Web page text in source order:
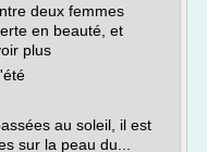
deux femmes
en beauté, et
plus
au soleil, il est
sur la peau du...